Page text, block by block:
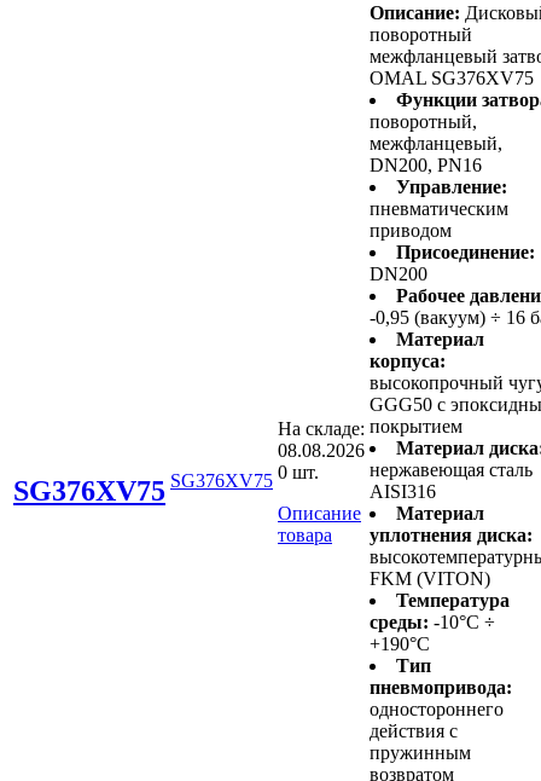
SG376XV75 SG376XV75
На складе:
08.08.2026
0 шт.
Описание
товара
Описание:
поворотный
межфланцевый
OMAL SG376XV75
Функции
поворотный,
межфланцевый,
DN200, PN16
Управление:
пневматическим
приводом
Присоединение:
DN200
Рабочее
-0,95 (вакуум) ÷ 16
Материал
корпуса:
высокопрочный
GGG50 с
покрытием
Материал
нержавеющая сталь
AISI316
Материал
уплотнения диска:
FKM (VITON)
Температура
среды: -10°C ÷
+190°C
Тип
пневмопривода:
одностороннего
действия с
пружинным
возвратом